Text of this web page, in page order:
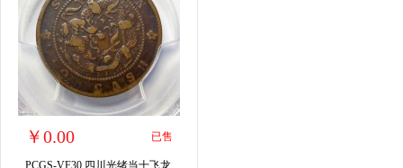
￥0.00 已售